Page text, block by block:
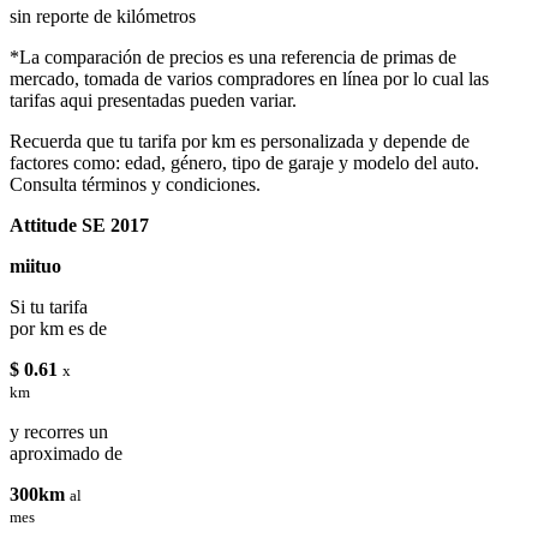
sin reporte de kilómetros
*La comparación de precios es una referencia de primas de
mercado, tomada de varios compradores en línea por lo cual las
tarifas aqui presentadas pueden variar.
Recuerda que tu tarifa por km es personalizada y depende de
factores como: edad, género, tipo de garaje y modelo del auto.
Consulta términos y condiciones.
Attitude SE 2017
miituo
Si tu tarifa
por km es de
$ 0.61 x
km
y recorres un
aproximado de
300km al
mes